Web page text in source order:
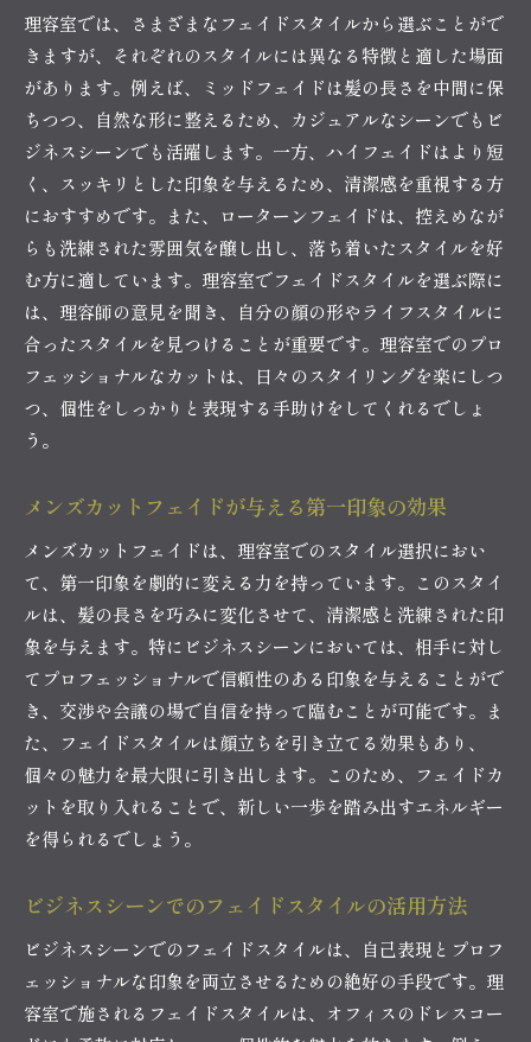
プロフェッショナルな理容師が提供する付加価
値
理容室のメンズフェイドカットで日常に洗練された
変化を
フェイドスタイルで毎日を洗練する方法
日々のスタイリングを簡単にするフェイドカッ
トの魅力
理容師が教える日常のヘアケアテクニック
周囲に与える洗練された印象の作り方
ライフスタイルに合わせたフェイドスタイル選
び
フェイドカットがもたらすポジティブな変化
ビジネスシーンに最適なフェイドスタイルの選
び方
信頼感を高めるフェイドスタイルのポイント
理容室でのフェイドカットがキャリアに与える
影響
フェイドスタイルが職場での印象を左右する理
由
フェイドカットで得られるビジネスにおけるメ
リット
理容室が提供するビジネスマン向けのスタイル
メンズカットフェイドの魅力理容室で選ぶためのポ
理容室でのフェイドスタイルの選び方ガイド
フェイドカットを選ぶ際に考慮すべき要素
理容室では、さまざまなフェイドスタイルから選ぶことがで
きますが、それぞれのスタイルには異なる特徴と適した場面
があります。例えば、ミッドフェイドは髪の長さを中間に保
ちつつ、自然な形に整えるため、カジュアルなシーンでもビ
ジネスシーンでも活躍します。一方、ハイフェイドはより短
く、スッキリとした印象を与えるため、清潔感を重視する方
におすすめです。また、ローターンフェイドは、控えめなが
らも洗練された雰囲気を醸し出し、落ち着いたスタイルを好
む方に適しています。理容室でフェイドスタイルを選ぶ際に
は、理容師の意見を聞き、自分の顔の形やライフスタイルに
合ったスタイルを見つけることが重要です。理容室でのプロ
フェッショナルなカットは、日々のスタイリングを楽にしつ
つ、個性をしっかりと表現する手助けをしてくれるでしょ
う。
メンズカットフェイドが与える第一印象の効果
メンズカットフェイドは、理容室でのスタイル選択におい
て、第一印象を劇的に変える力を持っています。このスタイ
ルは、髪の長さを巧みに変化させて、清潔感と洗練された印
象を与えます。特にビジネスシーンにおいては、相手に対し
てプロフェッショナルで信頼性のある印象を与えることがで
き、交渉や会議の場で自信を持って臨むことが可能です。ま
た、フェイドスタイルは顔立ちを引き立てる効果もあり、
個々の魅力を最大限に引き出します。このため、フェイドカ
ットを取り入れることで、新しい一歩を踏み出すエネルギー
を得られるでしょう。
ビジネスシーンでのフェイドスタイルの活用方法
ビジネスシーンでのフェイドスタイルは、自己表現とプロフ
ェッショナルな印象を両立させるための絶好の手段です。理
容室で施されるフェイドスタイルは、オフィスのドレスコー